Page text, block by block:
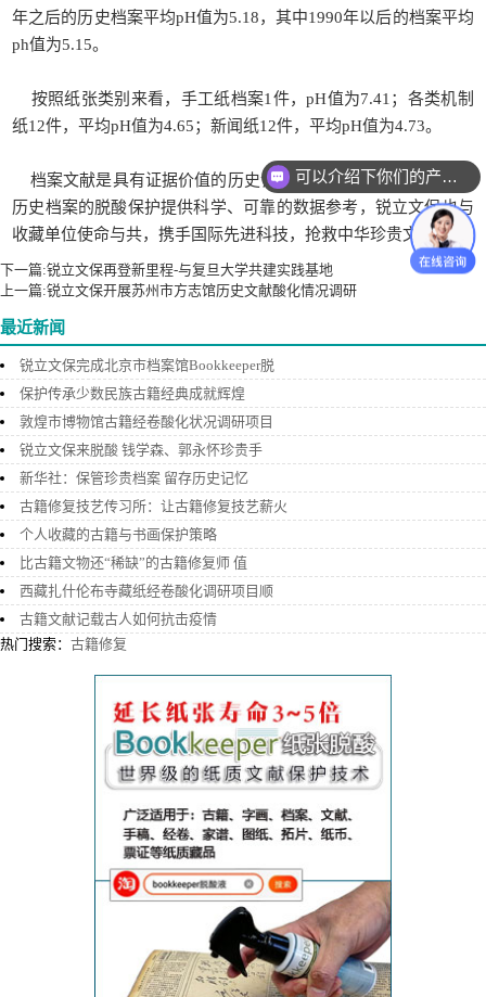
年之后的历史档案平均pH值为5.18，其中1990年以后的档案平均
ph值为5.15。
按照纸张类别来看，手工纸档案1件，pH值为7.41；各类机制
纸12件，平均pH值为4.65；新闻纸12件，平均pH值为4.73。
档案文献是具有证据价值的历史记录，酸化情况调研将为今后
历史档案的脱酸保护提供科学、可靠的数据参考，锐立文保也与
收藏单位使命与共，携手国际先进科技，抢救中华珍贵文献。
下一篇:锐立文保再登新里程-与复旦大学共建实践基地
上一篇:锐立文保开展苏州市方志馆历史文献酸化情况调研
最近新闻
锐立文保完成北京市档案馆Bookkeeper脱
保护传承少数民族古籍经典成就辉煌
敦煌市博物馆古籍经卷酸化状况调研项目
锐立文保来脱酸 钱学森、郭永怀珍贵手
新华社：保管珍贵档案 留存历史记忆
古籍修复技艺传习所：让古籍修复技艺薪火
个人收藏的古籍与书画保护策略
比古籍文物还“稀缺”的古籍修复师 值
西藏扎什伦布寺藏纸经卷酸化调研项目顺
古籍文献记载古人如何抗击疫情
热门搜索： 古籍修复
可以介绍下你们的产品么？